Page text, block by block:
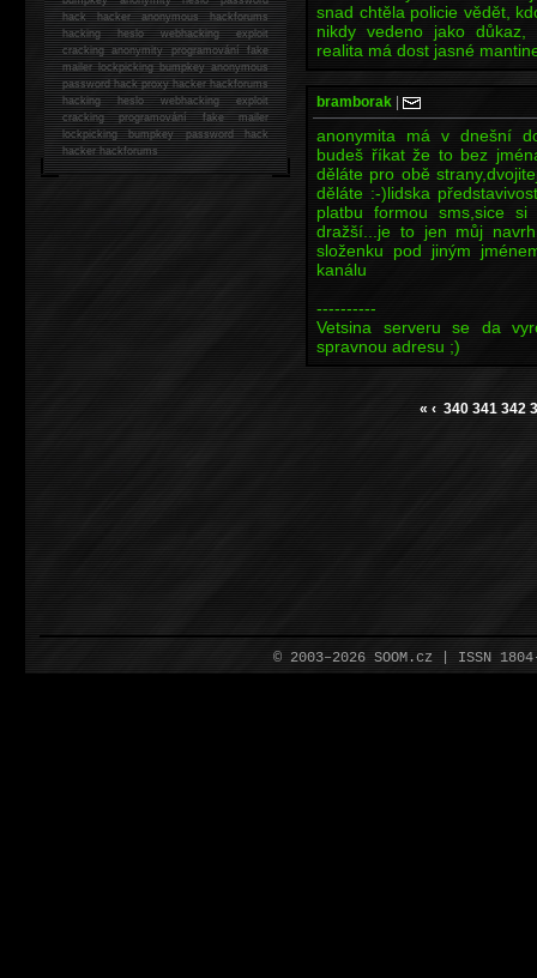
snad chtěla policie vědět,
nikdy vedeno jako důkaz,
realita má dost jasné
bramborak
anonymita má v dnešní
budeš říkat že to bez
děláte pro obě
děláte :-)lidska
platbu formou sms,sice
dražší...je to jen můj
složenku pod jiným
kanálu
----------
Vetsina serveru se da
spravnou adresu ;)
« ‹ 340 341 342
hackhacker anonymous hackforums
hackingheslo webhacking exploit
cracking anonymity programování fake
mailer lockpicking bumpkey anonymous
password hack proxy hacker hackforums
hacking heslo webhacking exploit
cracking programování fake mailer
lockpicking bumpkey password hack
hackerhackforums
© 2003–2026 SOOM.cz | ISSN